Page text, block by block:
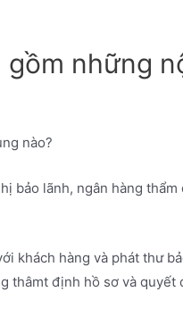
những
nào?
bảo lãnh, ngân hàng
khách hàng và phát thư
thâmt định hồ sơ và quyết